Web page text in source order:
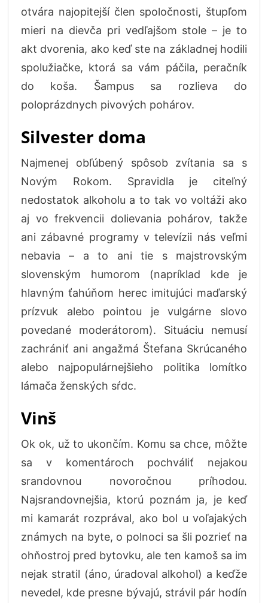
otvára najopitejší člen spoločnosti, štupľom
mieri na dievča pri vedľajšom stole – je to
akt dvorenia, ako keď ste na základnej hodili
spolužiačke, ktorá sa vám páčila, peračník
do koša. Šampus sa rozlieva do
poloprázdnych pivových pohárov.
Silvester doma
Najmenej obľúbený spôsob zvítania sa s
Novým Rokom. Spravidla je citeľný
nedostatok alkoholu a to tak vo voltáži ako
aj vo frekvencii dolievania pohárov, takže
ani zábavné programy v televízii nás veľmi
nebavia – a to ani tie s majstrovským
slovenským humorom (napríklad kde je
hlavným ťahúňom herec imitujúci maďarský
prízvuk alebo pointou je vulgárne slovo
povedané moderátorom). Situáciu nemusí
zachrániť ani angažmá Štefana Skrúcaného
alebo najpopulárnejšieho politika lomítko
lámača ženských sŕdc.
Vinš
Ok ok, už to ukončím. Komu sa chce, môžte
sa v komentároch pochváliť nejakou
srandovnou novoročnou príhodou.
Najsrandovnejšia, ktorú poznám ja, je keď
mi kamarát rozprával, ako bol u voľajakých
známych na byte, o polnoci sa šli pozrieť na
ohňostroj pred bytovku, ale ten kamoš sa im
nejak stratil (áno, úradoval alkohol) a keďže
nevedel, kde presne bývajú, strávil pár hodín